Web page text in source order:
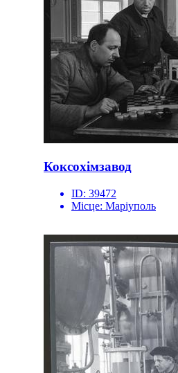
Коксохімзавод
ID: 39472
Місце: Маріуполь